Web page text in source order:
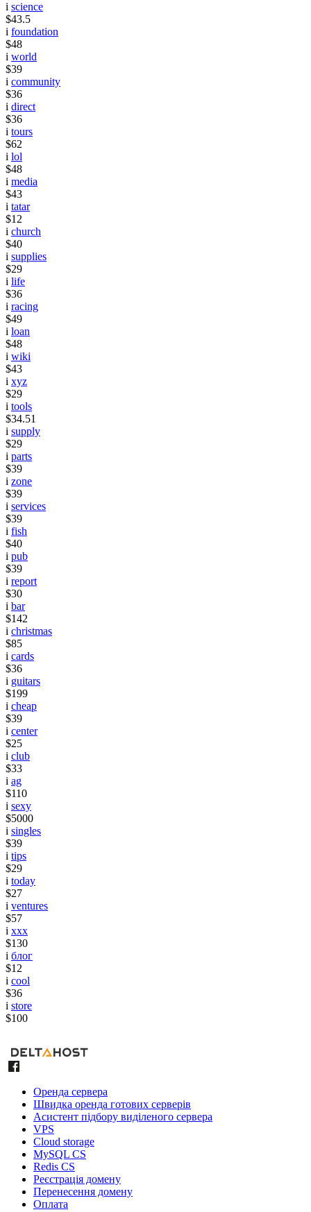
i science
$43.5
i foundation
$48
i world
$39
i community
$36
i direct
$36
i tours
$62
i lol
$48
i media
$43
i tatar
$12
i church
$40
i supplies
$29
i life
$36
i racing
$49
i loan
$48
i wiki
$43
i xyz
$29
i tools
$34.51
i supply
$29
i parts
$39
i zone
$39
i services
$39
i fish
$40
i pub
$39
i report
$30
i bar
$142
i christmas
$85
i cards
$36
i guitars
$199
i cheap
$39
i center
$25
i club
$33
i ag
$110
i sexy
$5000
i singles
$39
i tips
$29
i today
$27
i ventures
$57
i xxx
$130
i блог
$12
i cool
$36
i store
$100
Оренда сервера
Швидка оренда готових серверів
Асистент підбору виділеного сервера
VPS
Cloud storage
MySQL CS
Redis CS
Реєстрація домену
Перенесення домену
Оплата